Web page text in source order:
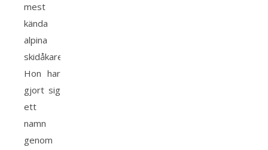
mest
kända
alpina
skidåkare.
Hon har
gjort sig
ett
namn
genom